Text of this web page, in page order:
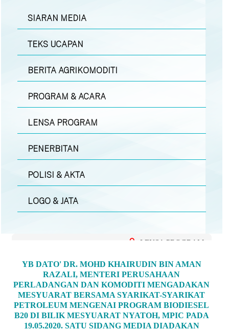
SIARAN MEDIA
TEKS UCAPAN
BERITA AGRIKOMODITI
PROGRAM & ACARA
LENSA PROGRAM
PENERBITAN
POLISI & AKTA
LOGO & JATA
LENSA PROGRAM
YB DATO' DR. MOHD KHAIRUDIN BIN AMAN
RAZALI, MENTERI PERUSAHAAN
PERLADANGAN DAN KOMODITI MENGADAKAN
MESYUARAT BERSAMA SYARIKAT-SYARIKAT
PETROLEUM MENGENAI PROGRAM BIODIESEL
B20 DI BILIK MESYUARAT NYATOH, MPIC PADA
19.05.2020. SATU SIDANG MEDIA DIADAKAN